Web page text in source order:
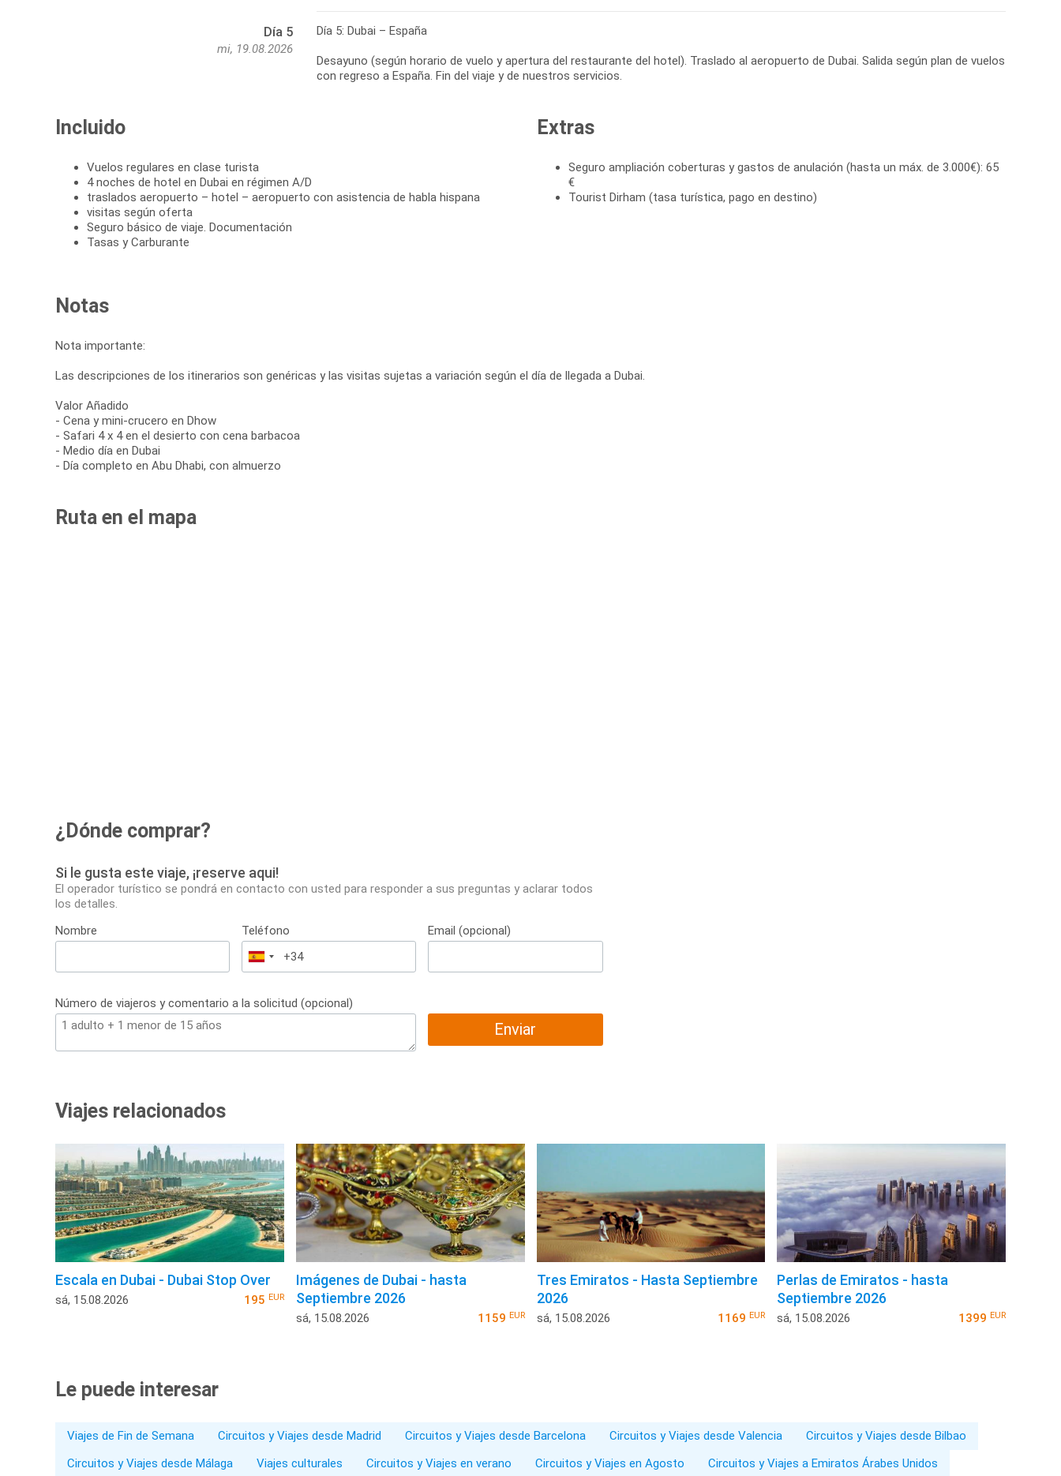
Día 5
mi, 19.08.2026
Día 5: Dubai – España
Desayuno (según horario de vuelo y apertura del restaurante del hotel). Traslado al aeropuerto de Dubai. Salida según plan de vuelos
con regreso a España. Fin del viaje y de nuestros servicios.
Incluido
Vuelos regulares en clase turista
4 noches de hotel en Dubai en régimen A/D
traslados aeropuerto – hotel – aeropuerto con asistencia de habla hispana
visitas según oferta
Seguro básico de viaje. Documentación
Tasas y Carburante
Extras
Seguro ampliación coberturas y gastos de anulación (hasta un máx. de 3.000€): 65
€
Tourist Dirham (tasa turística, pago en destino)
Notas
Nota importante:
Las descripciones de los itinerarios son genéricas y las visitas sujetas a variación según el día de llegada a Dubai.
Valor Añadido
- Cena y mini-crucero en Dhow
- Safari 4 x 4 en el desierto con cena barbacoa
- Medio día en Dubai
- Día completo en Abu Dhabi, con almuerzo
Ruta en el mapa
¿Dónde comprar?
Si le gusta este viaje, ¡reserve aqui!
El operador turístico se pondrá en contacto con usted para responder a sus preguntas y aclarar todos
los detalles.
Nombre
Teléfono
España
+34
Email (opcional)
Número de viajeros y comentario a la solicitud (opcional)
Enviar
Viajes relacionados
Escala en Dubai - Dubai Stop Over
sá, 15.08.2026 195 EUR
Imágenes de Dubai - hasta
Septiembre 2026
sá, 15.08.2026 1159 EUR
Tres Emiratos - Hasta Septiembre
2026
sá, 15.08.2026 1169EUR
Perlas de Emiratos - hasta
Septiembre 2026
sá, 15.08.2026 1399 EUR
Le puede interesar
Viajes de Fin de Semana Circuitos y Viajes desde Madrid Circuitos y Viajes desde Barcelona Circuitos y Viajes desde Valencia
Circuitos y Viajes desde Bilbao
Circuitos y Viajes desde Málaga
Viajes culturales Circuitos y Viajes en verano Circuitos y Viajes en Agosto Circuitos y Viajes a Emiratos Árabes Unidos